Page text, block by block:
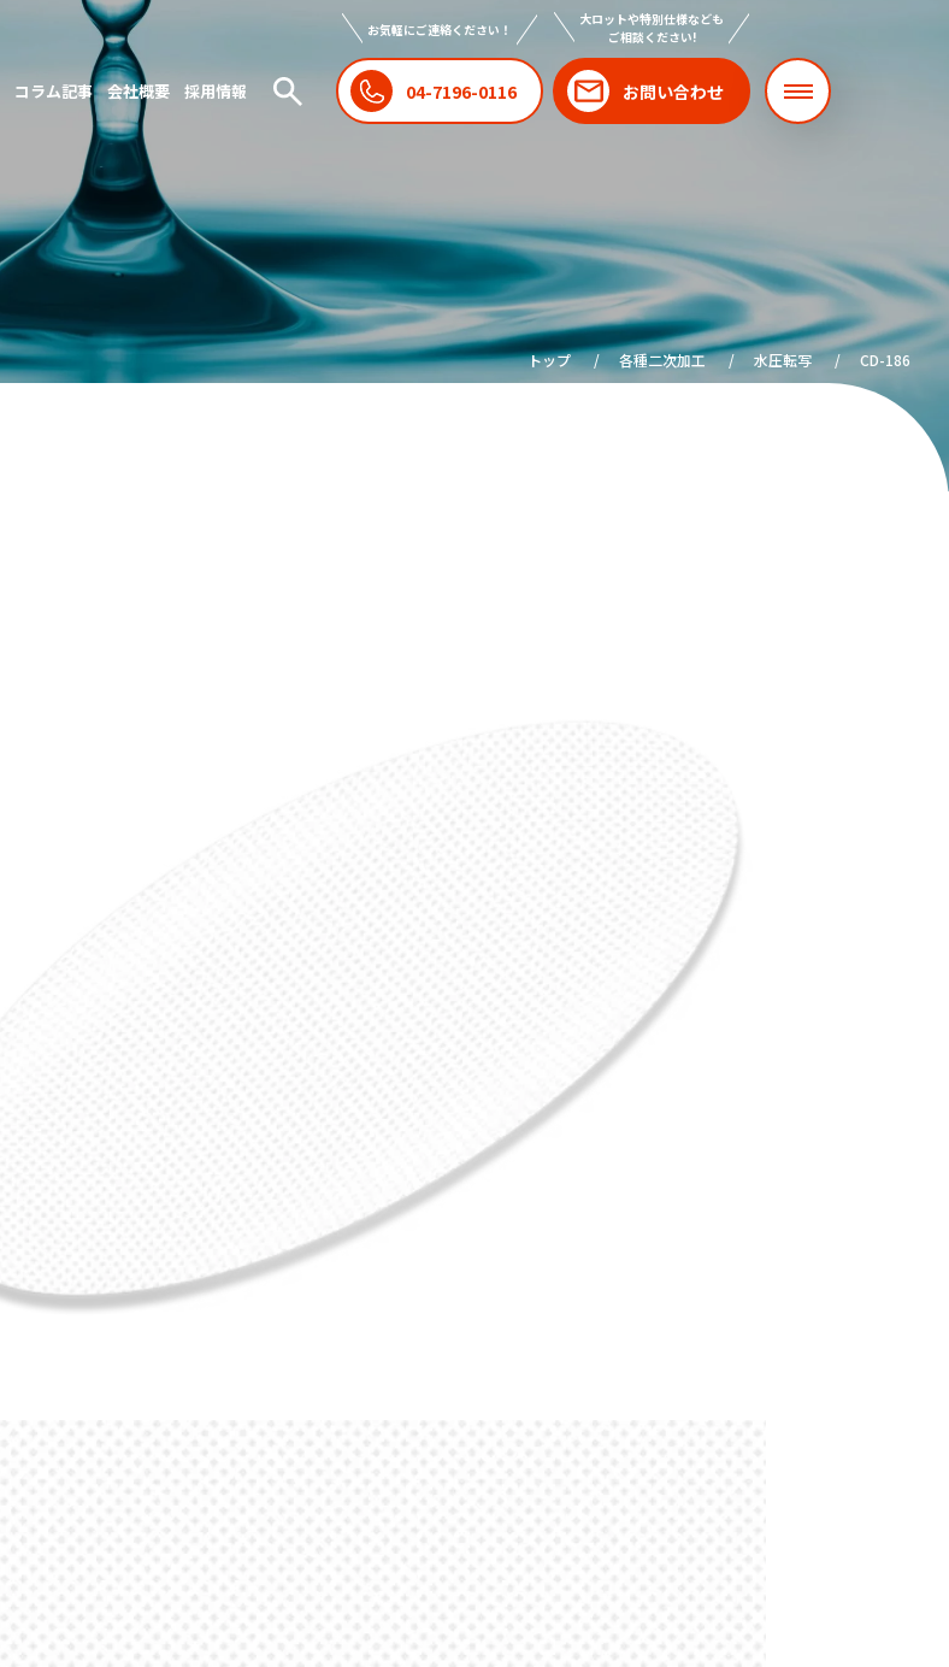
コラム記事 会社概要 採用情報
お気軽にご連絡ください！
04-7196-0116
大ロットや特別仕様なども
ご相談ください!
お問い合わせ
トップ 各種二次加工 水圧転写 CD-186